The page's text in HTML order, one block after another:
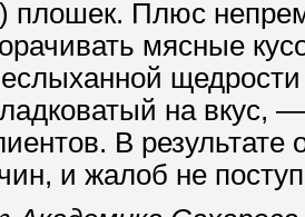
плошек. Плюс
мясные
на
В
и жалоб не